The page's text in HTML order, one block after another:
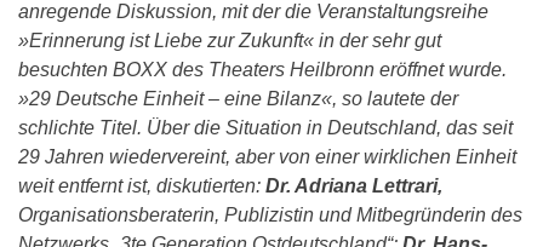
anregende Diskussion, mit der die Veranstaltungsreihe
»Erinnerung ist Liebe zur Zukunft« in der sehr gut
besuchten BOXX des Theaters Heilbronn eröffnet wurde.
»29 Deutsche Einheit – eine Bilanz«, so lautete der
schlichte Titel. Über die Situation in Deutschland, das seit
29 Jahren wiedervereint, aber von einer wirklichen Einheit
weit entfernt ist, diskutierten: Dr. Adriana Lettrari,
Organisationsberaterin, Publizistin und Mitbegründerin des